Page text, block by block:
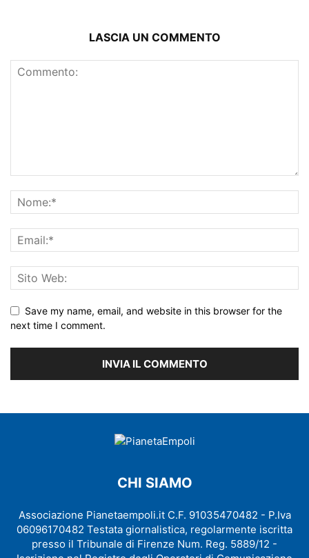
LASCIA UN COMMENTO
Save my name, email, and website in this browser for the
next time I comment.
CHI SIAMO
Associazione Pianetaempoli.it C.F. 91035470482 - P.Iva
06096170482 Testata giornalistica, regolarmente iscritta
presso il Tribunale di Firenze Num. Reg. 5889/12 -